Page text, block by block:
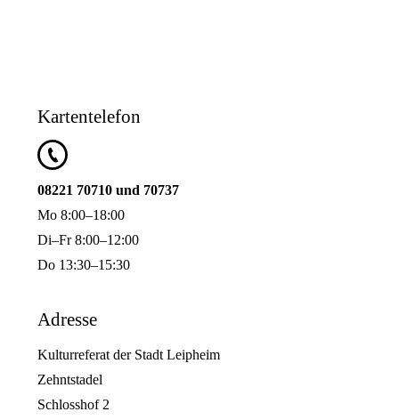
Kartentelefon
08221 70710 und 70737
Mo 8:00–18:00
Di–Fr 8:00–12:00
Do 13:30–15:30
Adresse
Kulturreferat der Stadt Leipheim
Zehntstadel
Schlosshof 2